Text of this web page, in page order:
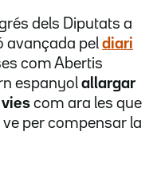
dels Diputats a
avançada pel diari
com Abertis
espanyol allargar
com ara les que
per compensar la